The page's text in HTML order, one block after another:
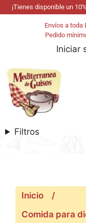
¡Tienes disponible un
Envíos a toda
Pedido
Iniciar
Filtros
Inicio
/
Comida para